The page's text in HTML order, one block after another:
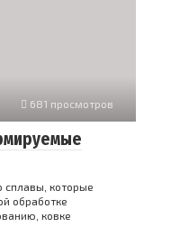
681 просмотров
которые
обработке
ковке